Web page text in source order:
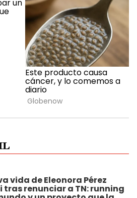
vida de Eleonora Pérez
tras renunciar a TN: running